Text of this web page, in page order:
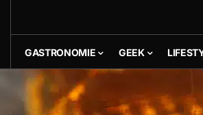
GASTRONOMIE GEEK